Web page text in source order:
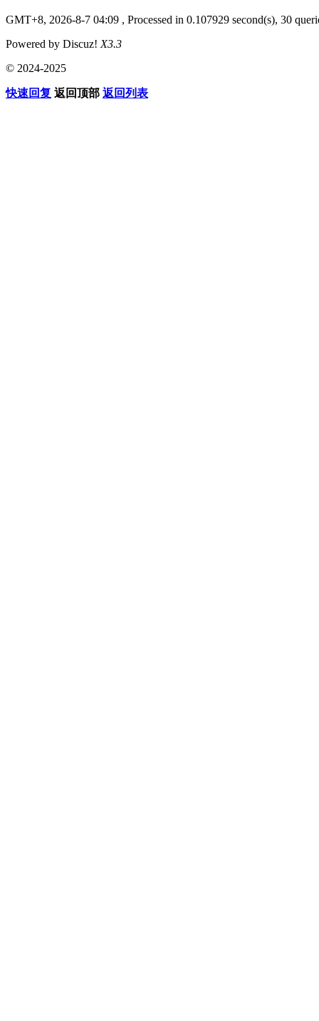
GMT+8, 2026-8-7 04:09 , Processed in 0.107929 second(s), 30
Powered by Discuz! X3.3
© 2024-2025
快速回复 返回顶部 返回列表